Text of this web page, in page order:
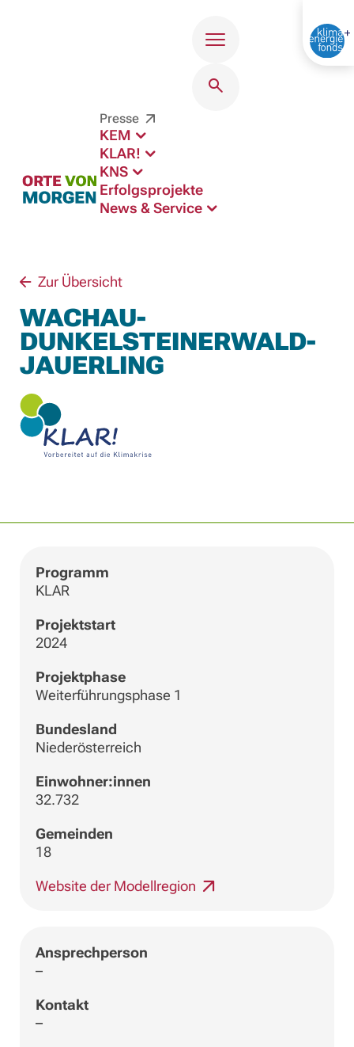
Presse
KEM
KLAR!
KNS
Erfolgsprojekte
News & Service
Zur Übersicht
WACHAU-
DUNKELSTEINERWALD-
JAUERLING
+
Programm
KLAR
Projektstart
2024
Projektphase
Weiterführungsphase 1
Bundesland
Niederösterreich
Einwohner:innen
32.732
Gemeinden
18
Website der Modellregion
Ansprechperson
–
Kontakt
–